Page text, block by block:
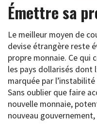
Émettre sa
Le meilleur moyen de
devise étrangère reste
propre monnaie. Ce qui
les pays dollarisés dont
marquée par
Sans oublier que faire
nouvelle monnaie,
nouveau